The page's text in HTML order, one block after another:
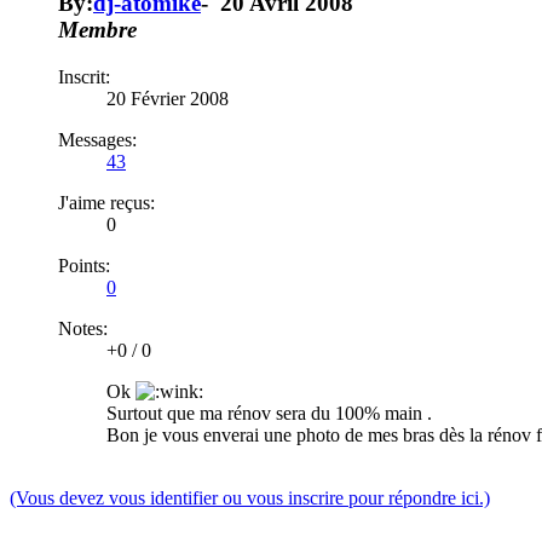
Membre
Inscrit:
20 Février 2008
Messages:
43
J'aime reçus:
0
Points:
0
Notes:
+0 /0
Ok
Surtout que ma rénov sera du 100% main .
Bon je vous enverai une photo de mes bras dès la
(Vous devez vous identifier ou vous inscrire pour répondre ici.)